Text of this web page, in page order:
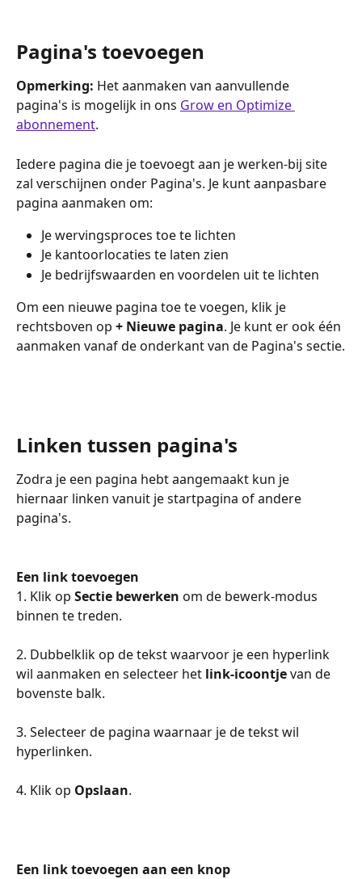
Pagina's toevoegen
Opmerking: Het aanmaken van aanvullende
pagina's is mogelijk in ons Grow en Optimize
abonnement.
Iedere pagina die je toevoegt aan je werken-bij site
zal verschijnen onder Pagina's. Je kunt aanpasbare
pagina aanmaken om:
Je wervingsproces toe te lichten
Je kantoorlocaties te laten zien
Je bedrijfswaarden en voordelen uit te lichten
Om een nieuwe pagina toe te voegen, klik je
rechtsboven op + Nieuwe pagina. Je kunt er ook één
aanmaken vanaf de onderkant van de Pagina's sectie.
Linken tussen pagina's
Zodra je een pagina hebt aangemaakt kun je
hiernaar linken vanuit je startpagina of andere
pagina's.
Een link toevoegen
1. Klik op Sectie bewerken om de bewerk-modus
binnen te treden.
2. Dubbelklik op de tekst waarvoor je een hyperlink
wil aanmaken en selecteer het link-icoontje van de
bovenste balk.
3. Selecteer de pagina waarnaar je de tekst wil
hyperlinken.
4. Klik op Opslaan.
Een link toevoegen aan een knop